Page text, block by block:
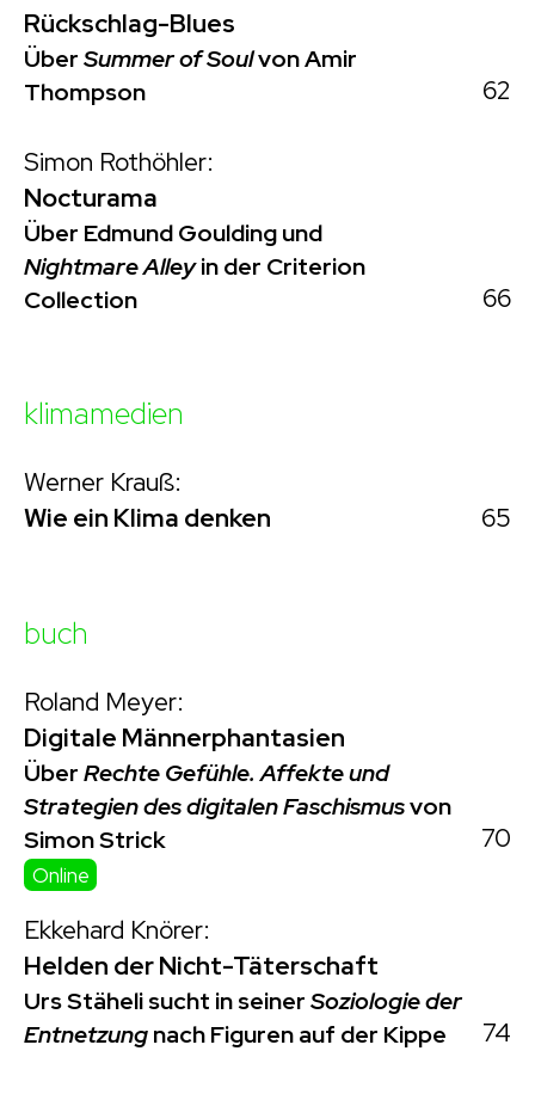
Rückschlag-Blues
ÜberSummer of Soulvon Amir
Thompson
62
Simon Rothöhler:
Nocturama
Über Edmund Goulding und
Nightmare Alleyin der Criterion
Collection
66
klimamedien
Werner Krauß:
Wie ein Klima denken
65
buch
Roland Meyer:
Digitale Männerphantasien
ÜberRechte Gefühle. Affekte und
Strategien des digitalen Faschismusvon
Simon Strick
Online
70
Ekkehard Knörer:
Helden der Nicht-Täterschaft
Urs Stäheli sucht in seinerSoziologie der
Entnetzungnach Figuren auf der Kippe 74